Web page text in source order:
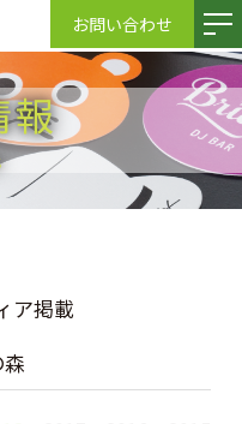
お問い合わせ
報
ア掲載